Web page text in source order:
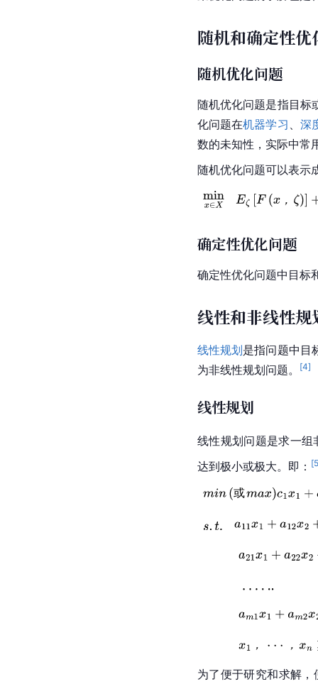
随机和确定性优
随机优化问题
随机优化问题是指目标
化问题在机器学习
深
数的未知性，实际中常
随机优化问题可以表示
确定性优化问题
确定性优化问题中目标
线性和非线性规
线性规划是指问题中目
为非线性规划问题。
[4]
线性规划
线性规划问题是求一组
达到极小或极大。即： [
为了便于研究和求解，